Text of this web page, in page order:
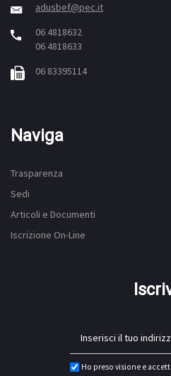
adusbef@pec.it
06 4818632
06 4818633
06 83395114
Naviga
Trasparenza
Sedi
Articoli e Documenti
Iscrizione On-Line
Ho preso visione e